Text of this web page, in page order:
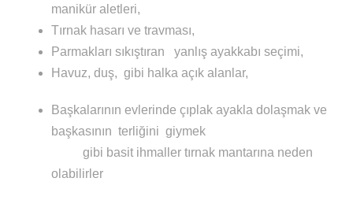
manikür aletleri,
Tırnak hasarı ve travması,
Parmakları sıkıştıran yanlış ayakkabı seçimi,
Havuz, duş, gibi halka açık alanlar,
Başkalarının evlerinde çıplak ayakla dolaşmak ve
başkasının terliğini giymek
gibi basit ihmaller tırnak mantarına neden
olabilirler